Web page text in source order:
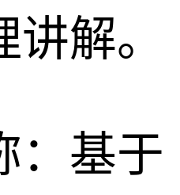
解。
：基于